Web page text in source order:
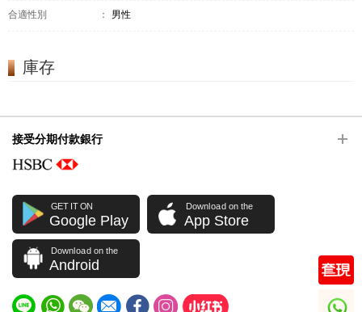
合適性別 ： 男性
庫存
接受分期付款銀行
GET IT ON
Google Play
Download on the
App Store
Download on the
Android